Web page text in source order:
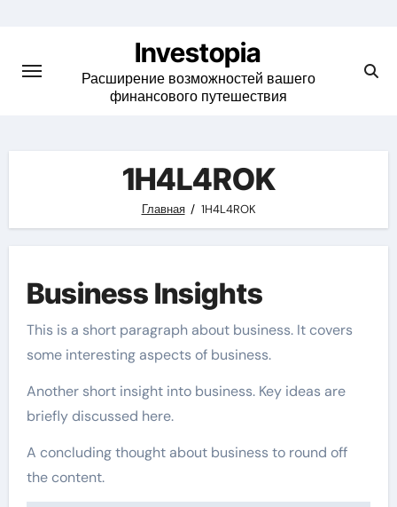
content
Investopia
Расширение возможностей вашего
финансового путешествия
1H4L4ROK
Главная 1H4L4ROK
Business Insights
This is a short paragraph about business. It covers
some interesting aspects of business.
Another short insight into business. Key ideas are
briefly discussed here.
A concluding thought about business to round off
the content.